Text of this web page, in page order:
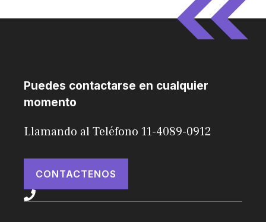
Puedes contactarse en cualquier
momento
Llamando al Teléfono 11-4089-0912
CONTACTENOS